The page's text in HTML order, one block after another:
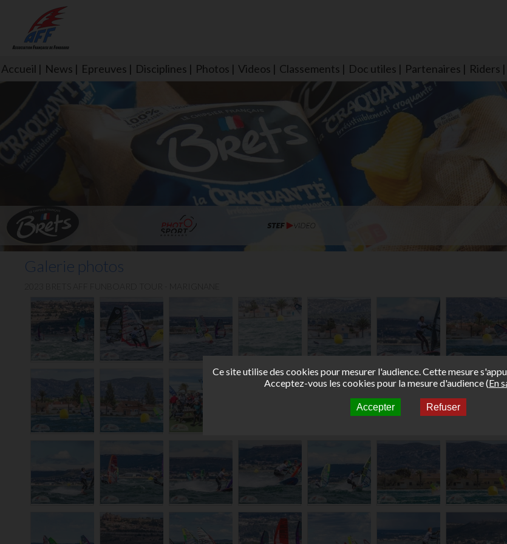
Accueil News Epreuves Disciplines Photos Videos Classements Doc utiles Partenaires Riders
L'aff soutient les SNS253 et SNS604 qui veillent sur nous pour que l'eau salée n'ait
Galerie photos
Ce site utilise des cookies pour mesurer l'audience. Cette mesure
Acceptez-vous les cookies pour la mesure d'audience (En
Accepter Refuser